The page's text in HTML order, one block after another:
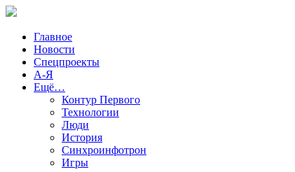
Главное
Новости
Спецпроекты
А-Я
Ещё…
Контур Первого
Технологии
Люди
История
Синхроинфотрон
Игры